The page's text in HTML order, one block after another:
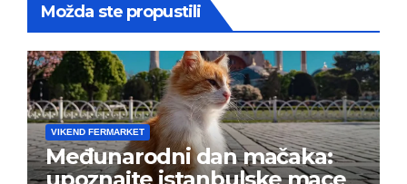
Možda ste propustili
VIKEND FERMARKET
Međunarodni dan mačaka: